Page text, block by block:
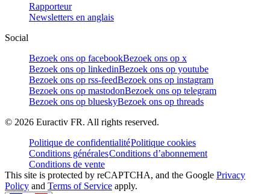
Rapporteur
Newsletters en anglais
Social
Bezoek ons op facebookBezoek ons op x
Bezoek ons op linkedinBezoek ons op youtube
Bezoek ons op rss-feedBezoek ons op instagram
Bezoek ons op mastodonBezoek ons op telegram
Bezoek ons op blueskyBezoek ons op threads
© 2026 Euractiv FR. All rights reserved.
Politique de confidentialitéPolitique cookies
Conditions généralesConditions d’abonnement
Conditions de vente
This site is protected by reCAPTCHA, and the Google Privacy
Policy and Terms of Service apply.